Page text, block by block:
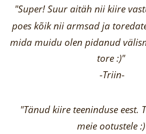
"Super! Suur aitäh nii kiire
poes kõik nii armsad ja
mida muidu olen pidanud
tore :)"
-Triin-
"Tänud kiire teeninduse eest.
meie ootustele :)